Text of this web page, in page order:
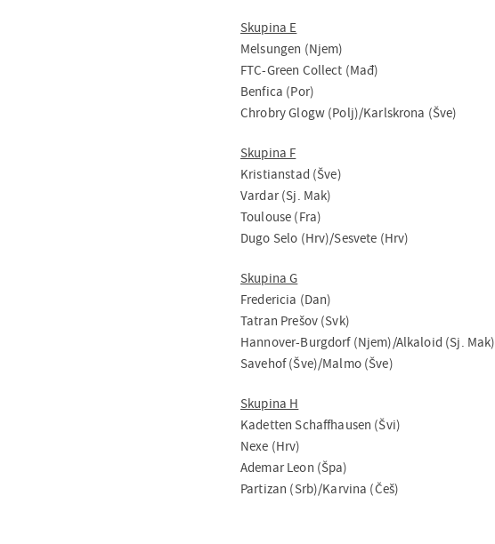
Skupina E
Melsungen (Njem)
FTC-Green Collect (Mađ)
Benfica (Por)
Chrobry Glogw (Polj)/Karlskrona (Šve)
Skupina F
Kristianstad (Šve)
Vardar (Sj. Mak)
Toulouse (Fra)
Dugo Selo (Hrv)/Sesvete (Hrv)
Skupina G
Fredericia (Dan)
Tatran Prešov (Svk)
Hannover-Burgdorf (Njem)/Alkaloid (Sj. Mak)
Savehof (Šve)/Malmo (Šve)
Skupina H
Kadetten Schaffhausen (Švi)
Nexe (Hrv)
Ademar Leon (Špa)
Partizan (Srb)/Karvina (Češ)